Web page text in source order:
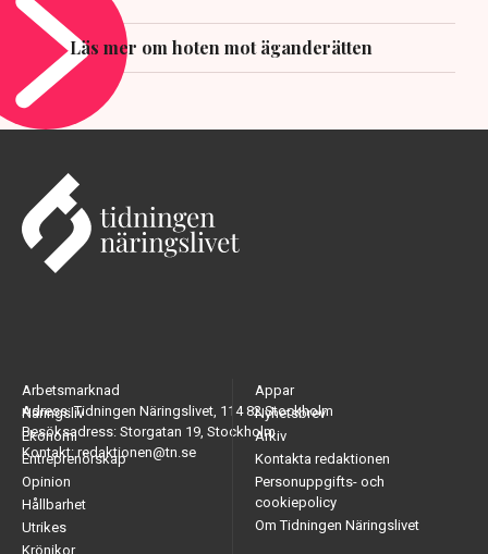
Läs mer om hoten mot äganderätten
Adress: Tidningen Näringslivet, 114 82 Stockholm
Besöksadress: Storgatan 19, Stockholm
Kontakt: redaktionen@tn.se
Arbetsmarknad
Näringsliv
Ekonomi
Entreprenörskap
Opinion
Hållbarhet
Utrikes
Krönikor
Appar
Nyhetsbrev
Arkiv
Kontakta redaktionen
Personuppgifts- och
cookiepolicy
Om Tidningen Näringslivet